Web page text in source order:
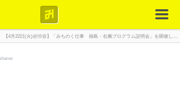
【4月22日(火)@渋谷】「みちのく仕事 福島・右腕プログラム説明会」を開催します。
shares